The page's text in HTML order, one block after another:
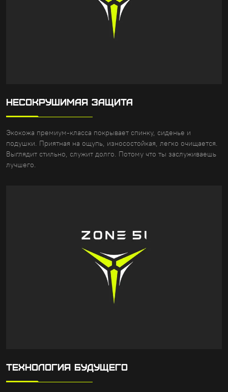
НЕСОКРУШИМАЯ ЗАЩИТА
Экокожа премиум-класса покрывает спинку, сиденье и
подушки. Приятная на ощупь, износостойкая, легко очищается.
Выглядит стильно, служит долго. Потому что ты заслуживаешь
лучшего.
ТЕХНОЛОГИЯ БУДУЩЕГО